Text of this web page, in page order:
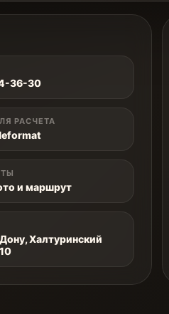
36-30
РАСЧЕТА
и маршрут
Халтуринский